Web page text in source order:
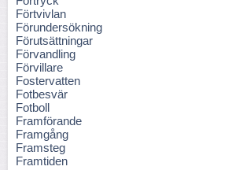
Förtvivlan
Förundersökning
Förutsättningar
Förvandling
Förvillare
Fostervatten
Fotbesvär
Fotboll
Framförande
Framgång
Framsteg
Framtiden